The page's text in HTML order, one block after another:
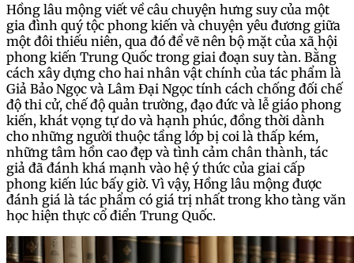
Hồng lâu mộng viết về câu chuyện hưng suy của một
gia đình quý tộc phong kiến và chuyện yêu đương giữa
một đôi thiếu niên, qua đó để vẽ nên bộ mặt của xã hội
phong kiến Trung Quốc trong giai đoạn suy tàn. Bằng
cách xây dựng cho hai nhân vật chính của tác phẩm là
Giả Bảo Ngọc và Lâm Đại Ngọc tính cách chống đối chế
độ thi cử, chế độ quản trường, đạo đức và lễ giáo phong
kiến, khát vọng tự do và hạnh phúc, đồng thời dành
cho những người thuộc tầng lớp bị coi là thấp kém,
những tâm hồn cao đẹp và tình cảm chân thành, tác
giả đã đánh khá mạnh vào hệ ý thức của giai cấp
phong kiến lúc bấy giờ. Vì vậy, Hồng lâu mộng được
đánh giá là tác phẩm có giá trị nhất trong kho tàng văn
học hiện thực cổ điển Trung Quốc.